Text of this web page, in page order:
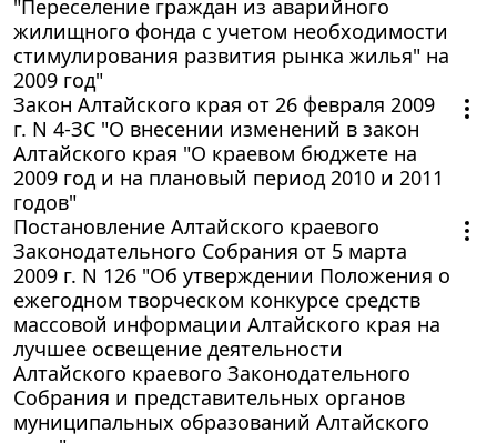
"Переселение граждан из аварийного
жилищного фонда с учетом необходимости
стимулирования развития рынка жилья" на
2009 год"
Закон Алтайского края от 26 февраля 2009
г. N 4-ЗС "О внесении изменений в закон
Алтайского края "О краевом бюджете на
2009 год и на плановый период 2010 и 2011
годов"
Постановление Алтайского краевого
Законодательного Собрания от 5 марта
2009 г. N 126 "Об утверждении Положения о
ежегодном творческом конкурсе средств
массовой информации Алтайского края на
лучшее освещение деятельности
Алтайского краевого Законодательного
Собрания и представительных органов
муниципальных образований Алтайского